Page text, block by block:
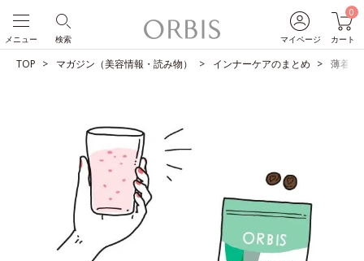
マイページ
0
カート
検索
メニュー
TOP マガジン（美容情報・読み物） インナーケアのまとめ 薄着の